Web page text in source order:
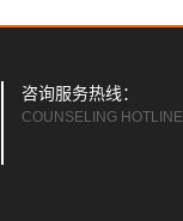
咨询服务热线：
COUNSELING HOTLINE